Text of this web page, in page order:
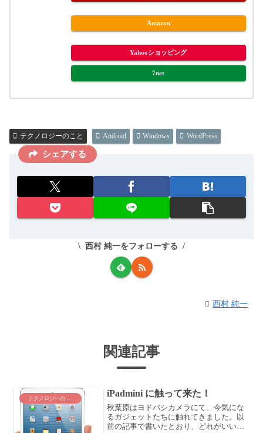
Amazon
Yahooショッピング
7net
テクノロジーのこと Android Windows WordPress
シェアする
西村 純一をフォローする
西村 純一
関連記事
iPadmini に触って来た！
秋葉原はヨドバシカメラにて、今気にな
るガジェットたちに触れてきました。以
前の記事で書いたとおり、どれがいいか